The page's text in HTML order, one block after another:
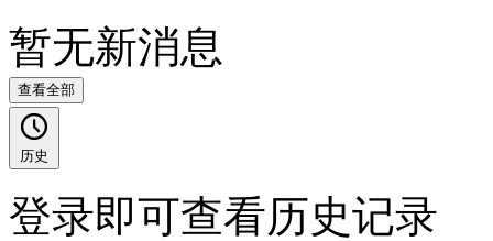
暂无新消息
查看全部
历史
登录即可查看历史记录